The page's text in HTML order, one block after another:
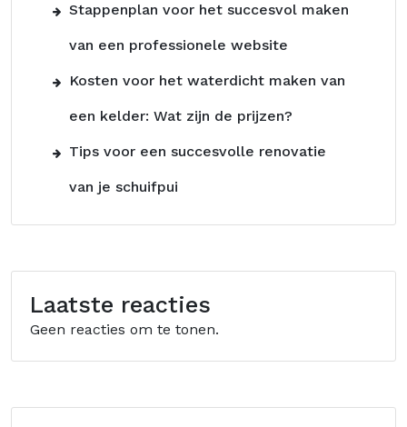
Stappenplan voor het succesvol maken
van een professionele website
Kosten voor het waterdicht maken van
een kelder: Wat zijn de prijzen?
Tips voor een succesvolle renovatie
van je schuifpui
Laatste reacties
Geen reacties om te tonen.